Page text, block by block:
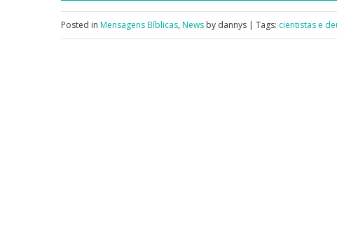
Posted in Mensagens Bíblicas, News by dannys | Tags: cientistas e